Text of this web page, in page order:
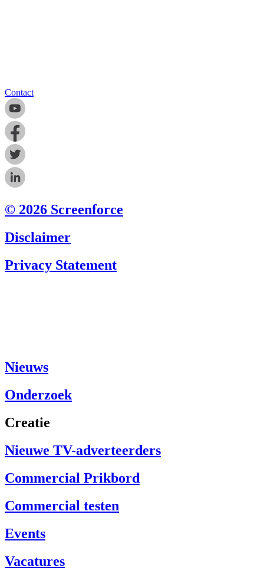
Contact
© 2026 Screenforce
Disclaimer
Privacy Statement
Nieuws
Onderzoek
Creatie
Nieuwe TV-adverteerders
Commercial Prikbord
Commercial testen
Events
Vacatures